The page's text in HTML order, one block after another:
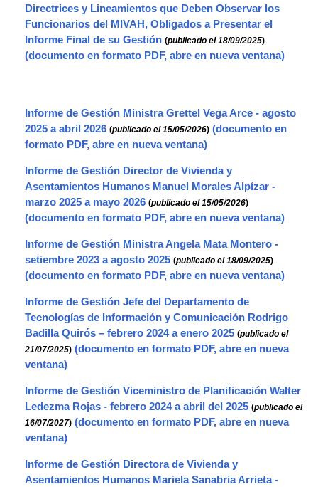
Directrices y Lineamientos que Deben Observar los
Funcionarios del MIVAH, Obligados a Presentar el
Informe Final de su Gestión (publicado el 18/09/2025)
Informe de Gestión Ministra Grettel Vega Arce - agosto
2025 a abril 2026 (publicado el 15/05/2026)
Informe de Gestión Director de Vivienda y
Asentamientos Humanos Manuel Morales Alpízar -
marzo 2025 a mayo 2026 (publicado el 15/05/2026)
Informe de Gestión Ministra Angela Mata Montero -
setiembre 2023 a agosto 2025 (publicado el 18/09/2025)
Informe de Gestión Jefe del Departamento de
Tecnologías de Información y Comunicación Rodrigo
Badilla Quirós – febrero 2024 a enero 2025 (publicado el
21/07/2025)
Informe de Gestión Viceministro de Planificación Walter
Ledezma Rojas - febrero 2024 a abril del 2025 (publicado el
16/07/2027)
Informe de Gestión Directora de Vivienda y
Asentamientos Humanos Mariela Sanabria Arrieta -